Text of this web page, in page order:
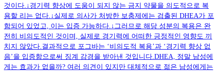
것이다.↓경기력 향상에 도움이 되지 않는 금지 약물을 의도적으로 복
용할 리는 없다.↓실제로 의사가 처방한 보충제에는 검출된 DHEA가 포
함되어 있었고, 이는 입증 가능하다.↓그러므로 해당 성분의 복용은 완
전히 비의도적인 것이며, 실제로 경기력에 어떠한 긍정적인 영향도 끼
치지 않았다.결과적으로 포그바는 ‘비의도적 복용’과 ‘경기력 향상 없
음’을 입증함으로써 징계 감경을 받아낸 것입니다.DHEA, 정말 남성에
게는 효과가 없을까? 여러 의견이 있지만 대체적으로 젊은 남성에게는